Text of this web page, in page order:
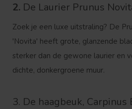
2. De Laurier Prunus
Zoek je een luxe uitstraling? De
'Novita' heeft grote, glanzende
sterker dan de gewone laurier en
dichte, donkergroene muur.
3. De haagbeuk, Carpinus